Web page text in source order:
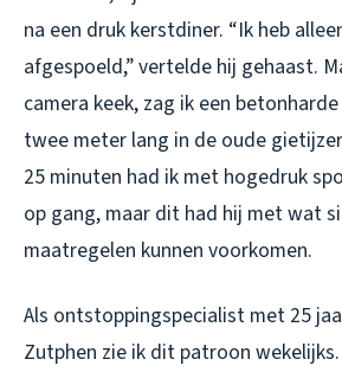
na een druk kerstdiner. “Ik heb
afgespoeld,” vertelde hij gehaast.
camera keek, zag ik een
twee meter lang in de oude
25 minuten had ik met hogedruk
op gang, maar dit had hij met wat
maatregelen kunnen voorkomen.
Als ontstoppingspecialist met 25
Zutphen zie ik dit patroon